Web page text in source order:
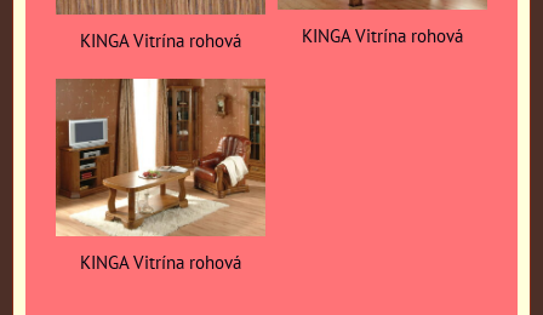
KINGA Vitrína rohová KINGA Vitrína rohová
KINGA Vitrína rohová